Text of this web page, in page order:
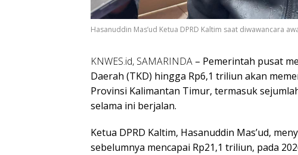
Hasanuddin Mas’ud Ketua DPRD Kaltim saat diwawancara
KNWES.id, SAMARINDA – Pemerintah pusat
Daerah (TKD) hingga Rp6,1 triliun akan
Provinsi Kalimantan Timur, termasuk
selama ini berjalan.
Ketua DPRD Kaltim, Hasanuddin Mas’ud,
sebelumnya mencapai Rp21,1 triliun, pada